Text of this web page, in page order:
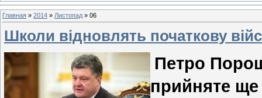
Главная » 2014 » Листопад » 06
Школи відновлять початкову
Петро
прийняте